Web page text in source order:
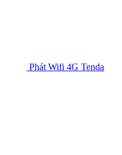
Phát Wifi 4G Tenda